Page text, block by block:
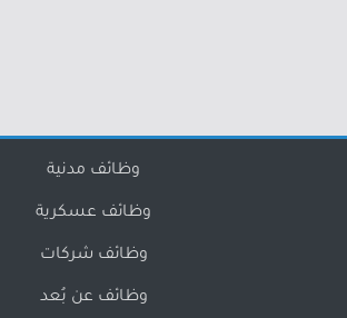
وظائف مدنية
وظائف عسكرية
وظائف شركات
وظائف عن بُعد